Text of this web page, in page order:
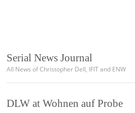
Serial News Journal
All News of Christopher Dell, IFIT and ENW
DLW at Wohnen auf Probe